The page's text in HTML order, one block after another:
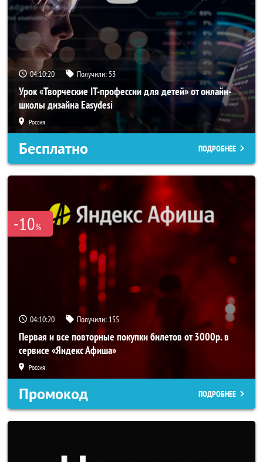
04:10:19 Получили: 53
Урок «Творческие IT-профессии для детей» от онлайн-
школы дизайна Easydesi
Россия
Бесплатно ПОДРОБНЕЕ
-10%
04:10:19 Получили: 155
Первая и все повторные покупки билетов от 3000р. в
сервисе «Яндекс Афиша»
Россия
Промокод ПОДРОБНЕЕ